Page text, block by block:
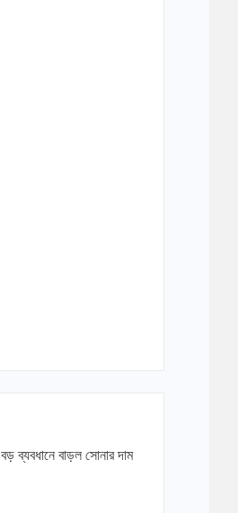
বড় ব্যবধানে বাড়ল সোনার দাম